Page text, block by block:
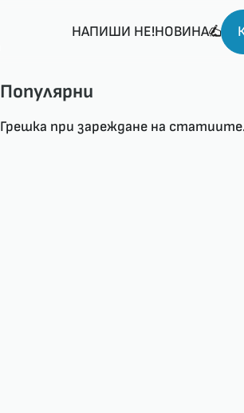
НАПИШИ НЕ!НОВИНА
Популярни
Грешка при зареждане на